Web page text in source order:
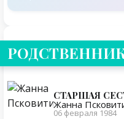
Родственники
СТАРШАЯ
Жанна
06 февраля 1984